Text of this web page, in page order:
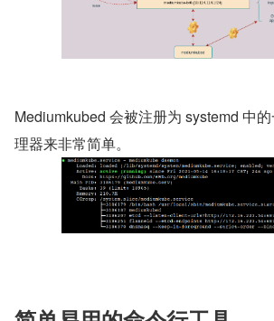
Mediumkubed 会被注册为 systemd 中
理器来非常简单。